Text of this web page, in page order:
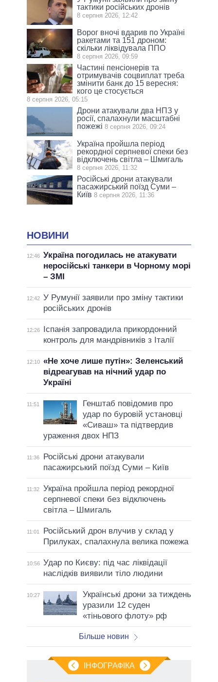
тактики російських дронів
8 серпня 2026, 12:42
Ворог вночі вдарив по Україні
ракетами та 151 дроном:
скільки ліквідувала ППО
8 серпня 2026, 09:59
Частині пенсіонерів та
отримувачів соцвиплат треба
змінити банк до 15 вересня:
кого це стосується
8 серпня 2026, 05:15
Дрони атакували два НПЗ у
росії, спалахнули масштабні
пожежі 8 серпня 2026, 09:24
Україна пройшла період
рекордної серпневої спеки без
відключень світла – Шмигаль
8 серпня 2026, 11:32
Російські дрони атакували
пасажирський поїзд Суми –
Київ 8 серпня 2026, 11:36
НОВИНИ
12:46 Україна погодилась не атакувати
неросійські танкери в Чорному морі
– ЗМІ
12:42 У Румунії заявили про зміну тактики
російських дронів
12:26
Іспанія запровадила прикордонний
контроль для мандрівників з Італії
12:10 «Не хоче лише путін»: Зеленський
відреагував на нічний удар по
Україні
11:51
Генштаб повідомив про
удар по буровій установці
«Сиваш» та підтвердив
ураження двох НПЗ
11:36
Російські дрони атакували
пасажирський поїзд Суми – Київ
11:32
Україна пройшла період рекордної
серпневої спеки без відключень
світла – Шмигаль
11:01
Російський дрон влучив у склад у
Прилуках, спалахнула велика пожежа
10:56 Удар по Києву: під час ліквідації
наслідків виявили тіло людини
10:27
Українські дрони за тиждень
уразили 12 суден
«тіньового флоту» рф
Більше новин
ІНФОГРАФІКА